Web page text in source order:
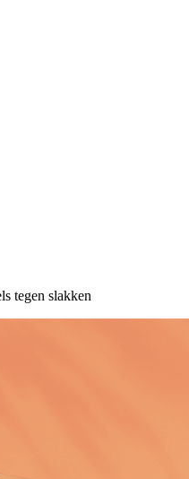
tegen slakken